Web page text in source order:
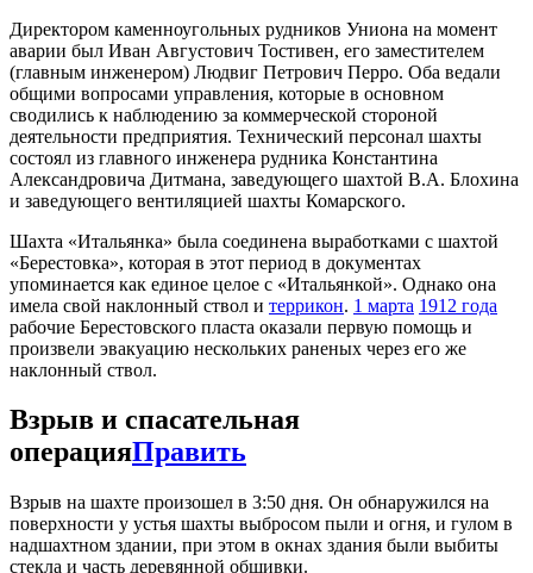
Директором каменноугольных рудников Униона на момент
аварии был Иван Августович Тостивен, его заместителем
(главным инженером) Людвиг Петрович Перро. Оба ведали
общими вопросами управления, которые в основном
сводились к наблюдению за коммерческой стороной
деятельности предприятия. Технический персонал шахты
состоял из главного инженера рудника Константина
Александровича Дитмана, заведующего шахтой В.А. Блохина
и заведующего вентиляцией шахты Комарского.
Шахта «Итальянка» была соединена выработками с шахтой
«Берестовка», которая в этот период в документах
упоминается как единое целое с «Итальянкой». Однако она
имела свой наклонный ствол и террикон. 1 марта 1912 года
рабочие Берестовского пласта оказали первую помощь и
произвели эвакуацию нескольких раненых через его же
наклонный ствол.
Взрыв и спасательная
операцияПравить
Взрыв на шахте произошел в 3:50 дня. Он обнаружился на
поверхности у устья шахты выбросом пыли и огня, и гулом в
надшахтном здании, при этом в окнах здания были выбиты
стекла и часть деревянной обшивки.